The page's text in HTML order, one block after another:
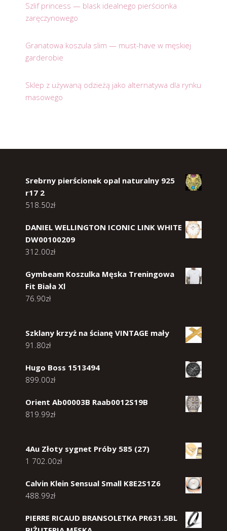
Szlif princess — blask idealnego pierścionka
zaręczynowego
Granatowa koszula slim — must-have w męskiej
garderobie
Sklep z używaną odzieżą jako alternatywa dla rynku
masowego
Srebrny pierścionek opal naturalny 925
r17 2
518.50zł
DANIEL WELLINGTON ICONIC LINK WHITE
DW00100209
312.00zł
Gymbeam Koszulka Męska Treningowa
Fit Biała Xl
76.90zł
Szklany krzyż na ścianę VINTAGE mały
91.80zł
Hugo Boss 1513494
899.00zł
Orient Ab00003B Raab0012S19B
819.99zł
4Au Złoty sygnet Próby 585 (27)
1 702.00zł
Calvin Klein Sensual Small K8E2S1Z6
488.99zł
PIERRE RICAUD BRANSOLETKA PR631.5BL